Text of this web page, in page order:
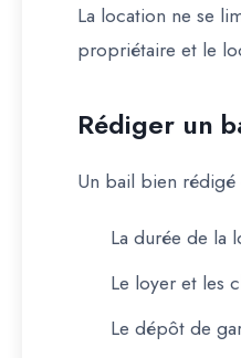
La location ne se
propriétaire et le
Rédiger un
Un bail bien
La durée de la
Le loyer et les
Le dépôt de